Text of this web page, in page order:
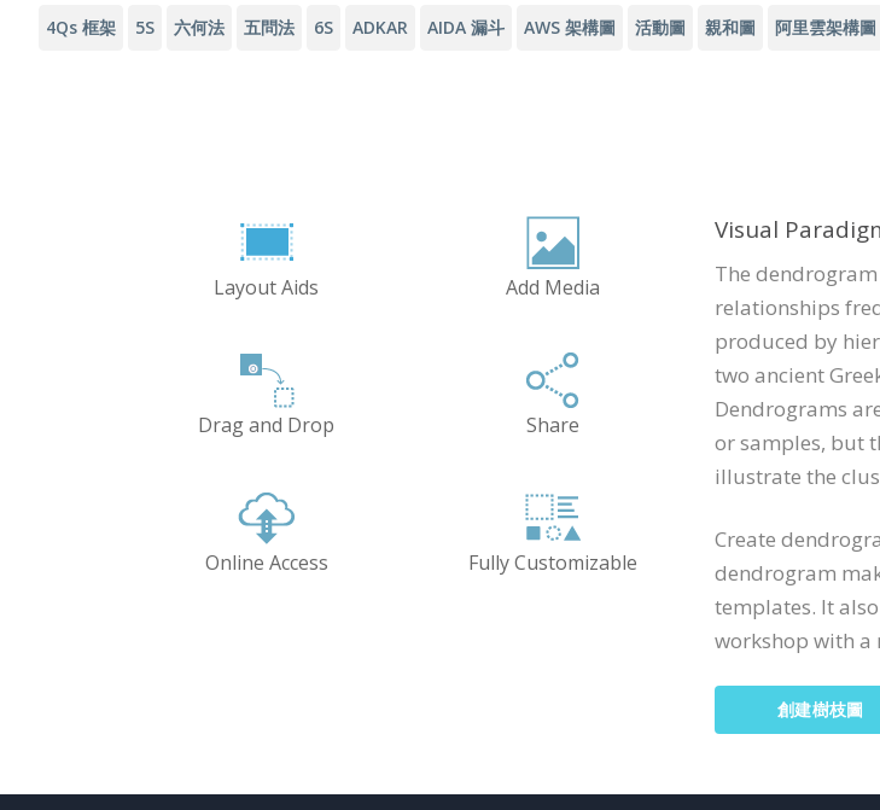
4Qs 框架 5S 六何法 五問法 6S ADKAR AIDA 漏斗 AWS 架構圖 活動圖 親和圖 阿里雲架構圖
Layout Aids Add Media
Drag and Drop Share
Online Access Fully Customizable
Visual
The
relationships
produced by
two ancient
Dendrograms
or samples, but
illustrate the
Create
dendrogram
templates. It
workshop with
創建樹枝圖